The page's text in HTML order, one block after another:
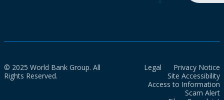
© 2025 World Bank Group. All
Rights Reserved.
Legal
Privacy Notice
Site Accessibility
Access to Information
Scam Alert